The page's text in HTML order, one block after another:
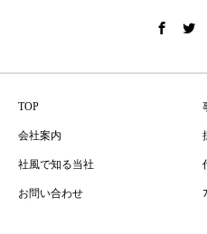
TOP
会社案内
社風で知る当社
お問い合わせ